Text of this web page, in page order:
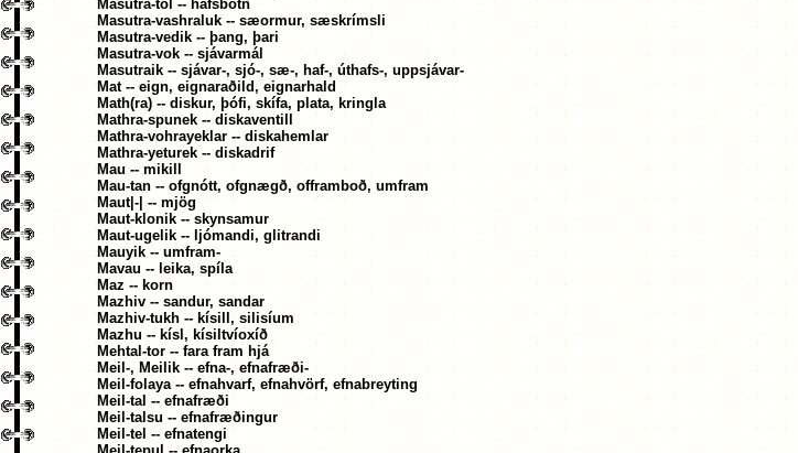
Masutra-tol -- hafsbotn
Masutra-vashraluk -- sæormur, sæskrímsli
Masutra-vedik -- þang, þari
Masutra-vok -- sjávarmál
Masutraik -- sjávar-, sjó-, sæ-, haf-, úthafs-, uppsjávar-
Mat -- eign, eignaraðild, eignarhald
Math(ra) -- diskur, þófi, skífa, plata, kringla
Mathra-spunek -- diskaventill
Mathra-vohrayeklar -- diskahemlar
Mathra-yeturek -- diskadrif
Mau -- mikill
Mau-tan -- ofgnótt, ofgnægð, offramboð, umfram
Maut|-| -- mjög
Maut-klonik -- skynsamur
Maut-ugelik -- ljómandi, glitrandi
Mauyik -- umfram-
Mavau -- leika, spíla
Maz -- korn
Mazhiv -- sandur, sandar
Mazhiv-tukh -- kísill, silisíum
Mazhu -- kísl, kísiltvíoxíð
Mehtal-tor -- fara fram hjá
Meil-, Meilik -- efna-, efnafræði-
Meil-folaya -- efnahvarf, efnahvörf, efnabreyting
Meil-tal -- efnafræði
Meil-talsu -- efnafræðingur
Meil-tel -- efnatengi